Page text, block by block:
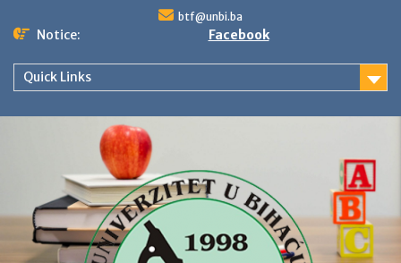
btf@unbi.ba
Notice: Facebook
Quick Links